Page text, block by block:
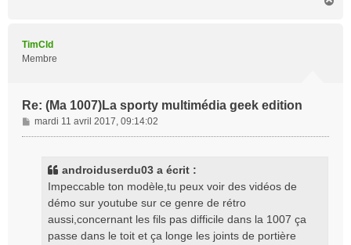
TimCld
Membre
Re: (Ma 1007)La sporty multimédia geek edition
M
e
mardi 11 avril 2017, 09:14:02
androiduserdu03 a écrit :
Impeccable ton modèle,tu peux voir des vidéos de
démo sur youtube sur ce genre de rétro
aussi,concernant les fils pas difficile dans la 1007 ça
passe dans le toit et ça longe les joints de portière